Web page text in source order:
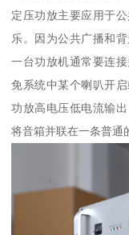
定压功放主要应用于
乐。因为公共广播和
一台功放机通常要连
免系统中某个喇叭开
功放高电压低电流输
将音箱并联在一条普通